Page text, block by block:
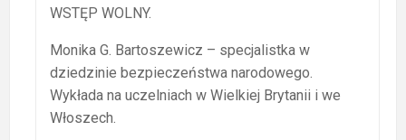
WSTĘP WOLNY.
Monika G. Bartoszewicz – specjalistka w
dziedzinie bezpieczeństwa narodowego.
Wykłada na uczelniach w Wielkiej Brytanii i we
Włoszech.